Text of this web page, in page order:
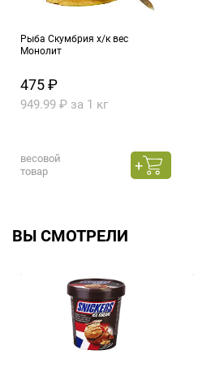
Рыба Скумбрия х/к вес
Монолит
475 ₽
949.99 ₽ за 1 кг
весовой
товар
ВЫ СМОТРЕЛИ